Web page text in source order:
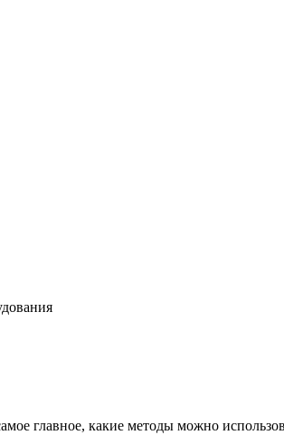
главное, какие методы можно